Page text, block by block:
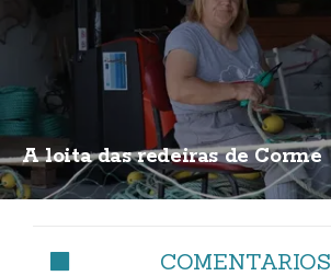
A loita das redeiras de Corme
COMENTARIOS